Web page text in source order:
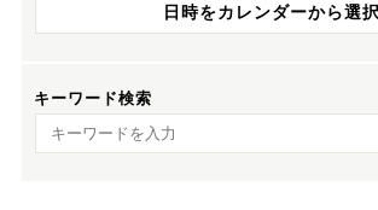
日時をカレンダーから選択
キーワード検索
キーワード検索